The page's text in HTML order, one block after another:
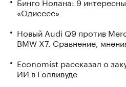
«Одиссее»
Новый Audi Q9 против
BMW X7. Сравнение,
Economist рассказал о
ИИ в Голливуде